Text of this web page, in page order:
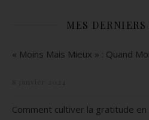
MES
« Moins Mais Mieux » : Quand
Comment cultiver la gratitude en